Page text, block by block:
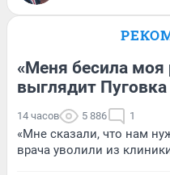
«Меня бесила моя
выглядит
14 часов 5 886 1
«Мне сказали, что нам
врача уволили из